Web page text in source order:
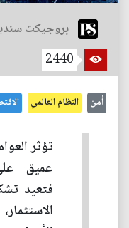
بروجيكت
2440
أمن النظام العالمي
تؤثر
عميق
فتعيد